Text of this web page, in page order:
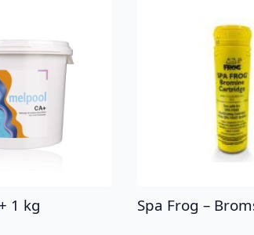
1 kg Spa Frog –